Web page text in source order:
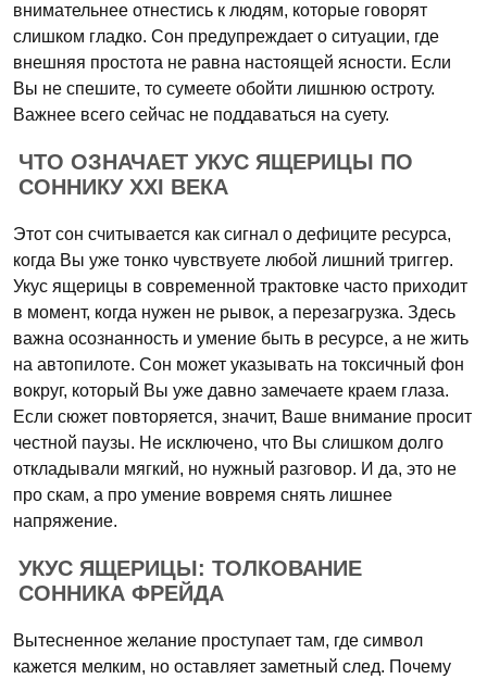
внимательнее отнестись к людям, которые говорят
слишком гладко. Сон предупреждает о ситуации, где
внешняя простота не равна настоящей ясности. Если
Вы не спешите, то сумеете обойти лишнюю остроту.
Важнее всего сейчас не поддаваться на суету.
ЧТО ОЗНАЧАЕТ УКУС ЯЩЕРИЦЫ ПО
СОННИКУ XXI ВЕКА
Этот сон считывается как сигнал о дефиците ресурса,
когда Вы уже тонко чувствуете любой лишний триггер.
Укус ящерицы в современной трактовке часто приходит
в момент, когда нужен не рывок, а перезагрузка. Здесь
важна осознанность и умение быть в ресурсе, а не жить
на автопилоте. Сон может указывать на токсичный фон
вокруг, который Вы уже давно замечаете краем глаза.
Если сюжет повторяется, значит, Ваше внимание просит
честной паузы. Не исключено, что Вы слишком долго
откладывали мягкий, но нужный разговор. И да, это не
про скам, а про умение вовремя снять лишнее
напряжение.
УКУС ЯЩЕРИЦЫ: ТОЛКОВАНИЕ
СОННИКА ФРЕЙДА
Вытесненное желание проступает там, где символ
кажется мелким, но оставляет заметный след. Почему